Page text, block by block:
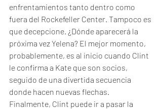
enfrentamientos tanto dentro como
fuera del Rockefeller Center. Tampoco es
que decepcione. ¿Dónde aparecerá la
próxima vez Yelena? El mejor momento,
probablemente, es al inicio cuando Clint
le confirma a Kate que son socios,
seguido de una divertida secuencia
donde hacen nuevas flechas.
Finalmente, Clint puede ir a pasar la